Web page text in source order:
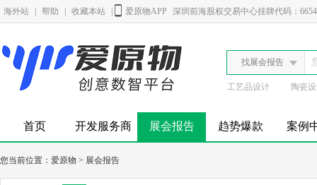
海外站 帮助 收藏本站 爱原物APP 深圳前海股权交易中心挂牌代码：
找展会报告
工艺品设计 陶瓷
首页 开发服务商 展会报告 趋势爆款 案例
您当前位置： 爱原物 > 展会报告